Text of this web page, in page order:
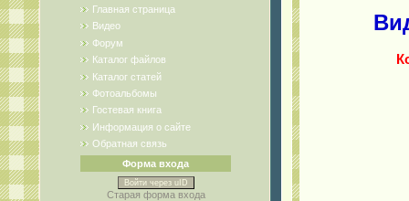
Главная страница
Видео
Форум
Каталог файлов
Каталог статей
Фотоальбомы
Гостевая книга
Информация о сайте
Обратная связь
Форма входа
Войти через uID
Старая форма входа